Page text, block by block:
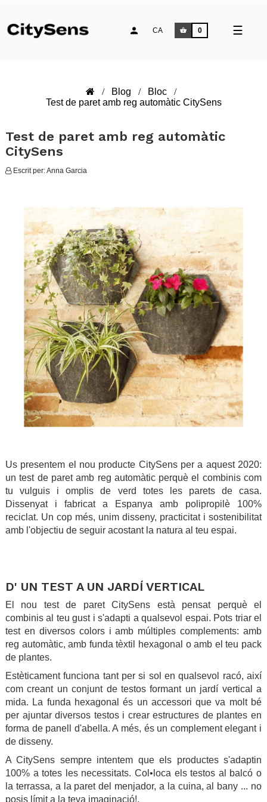
☰
CA 0
Blog
Bloc
Test de paret amb reg automàtic CitySens
Test de paret amb reg automàtic
CitySens
Escrit per:Anna Garcia
Us presentem el nou producte CitySens per a aquest 2020:
un test de paret amb reg automàtic perquè el combinis com
tu vulguis i omplis de verd totes les parets de casa.
Dissenyat i fabricat a Espanya amb polipropilè 100%
reciclat. Un cop més, unim disseny, practicitat i sostenibilitat
amb l'objectiu de seguir acostant la natura al teu espai.
D' UN TEST A UN JARDÍ VERTICAL
El nou test de paret CitySens està pensat perquè el
combinis al teu gust i s'adapti a qualsevol espai. Pots triar el
test en diversos colors i amb múltiples complements: amb
reg automàtic, amb funda tèxtil hexagonal o amb el teu pack
de plantes.
Estèticament funciona tant per si sol en qualsevol racó, així
com creant un conjunt de testos formant un jardí vertical a
mida. La funda hexagonal és un accessori que va molt bé
per ajuntar diversos testos i crear estructures de plantes en
forma de panell d'abella. A més, és un complement elegant i
de disseny.
A CitySens sempre intentem que els productes s'adaptin
100% a totes les necessitats. Col•loca els testos al balcó o
la terrassa, a la paret del menjador, a la cuina, al bany ... no
posis límit a la teva imaginació!.